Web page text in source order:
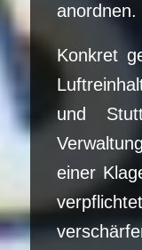
anordnen.
Konkret
und
einer